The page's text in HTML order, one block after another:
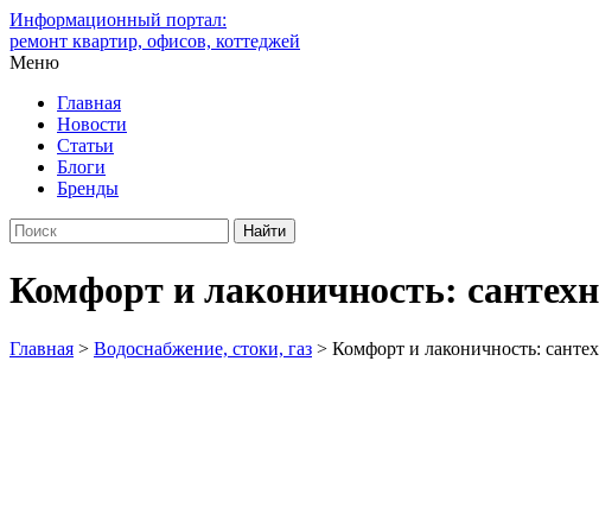
Информационный портал:
ремонт квартир, офисов, коттеджей
Меню
Главная
Новости
Статьи
Блоги
Бренды
Комфорт и лаконичность:
Главная > Водоснабжение, стоки, газ > Комфорт и лаконичность: